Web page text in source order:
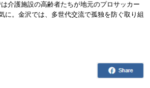
介護施設の高齢者たちが地元のプロサッカー
に。金沢では、多世代交流で孤独を防ぐ取り組